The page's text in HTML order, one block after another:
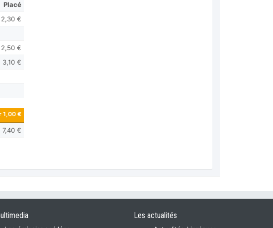
Placé
2,30 €
2,50 €
3,10 €
1,00 €
7,40 €
Les actualités